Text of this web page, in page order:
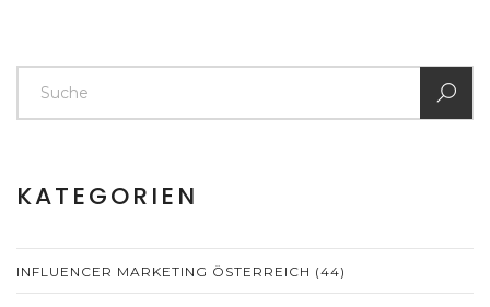
KATEGORIEN
INFLUENCER MARKETING ÖSTERREICH (44)